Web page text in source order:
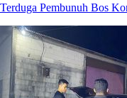
Terduga Pembunuh Bos